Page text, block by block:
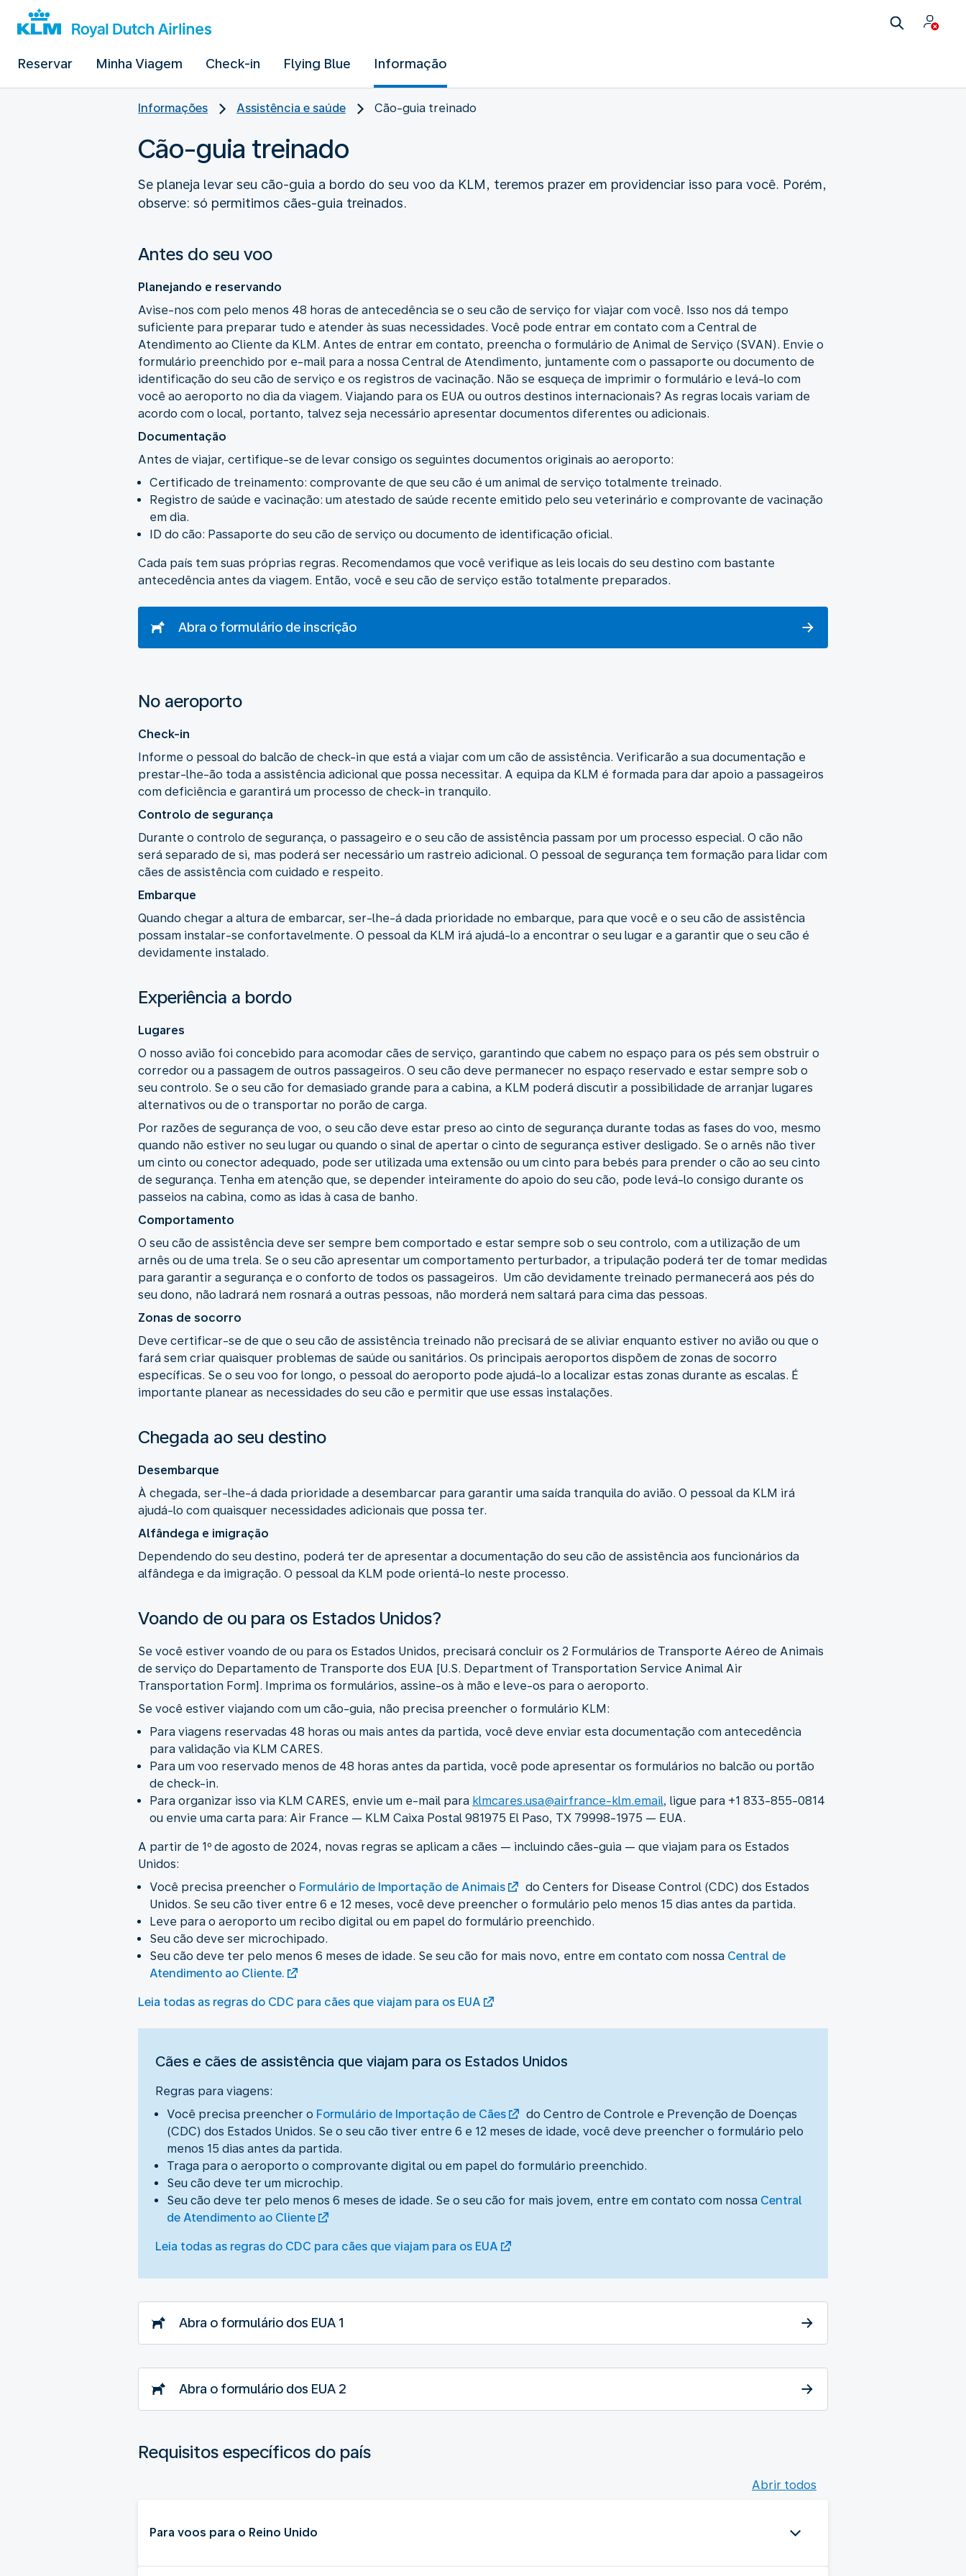
Reservar Minha Viagem Check-in Flying Blue Informação
Informações Assistência e saúde Cão-guia treinado
Cão-guia treinado
Se planeja levar seu cão-guia a bordo do seu voo da KLM, teremos prazer em providenciar isso para você. Porém,
observe: só permitimos cães-guia treinados.
Antes do seu voo
Planejando e reservando
Avise-nos com pelo menos 48 horas de antecedência se o seu cão de serviço for viajar com você. Isso nos dá tempo
suficiente para preparar tudo e atender às suas necessidades. Você pode entrar em contato com a Central de
Atendimento ao Cliente da KLM. Antes de entrar em contato, preencha o formulário de Animal de Serviço (SVAN). Envie o
formulário preenchido por e-mail para a nossa Central de Atendimento, juntamente com o passaporte ou documento de
identificação do seu cão de serviço e os registros de vacinação. Não se esqueça de imprimir o formulário e levá-lo com
você ao aeroporto no dia da viagem. Viajando para os EUA ou outros destinos internacionais? As regras locais variam de
acordo com o local, portanto, talvez seja necessário apresentar documentos diferentes ou adicionais.
Documentação
Antes de viajar, certifique-se de levar consigo os seguintes documentos originais ao aeroporto:
Certificado de treinamento: comprovante de que seu cão é um animal de serviço totalmente treinado.
Registro de saúde e vacinação: um atestado de saúde recente emitido pelo seu veterinário e comprovante de vacinação
em dia.
ID do cão: Passaporte do seu cão de serviço ou documento de identificação oficial.
Cada país tem suas próprias regras. Recomendamos que você verifique as leis locais do seu destino com bastante
antecedência antes da viagem. Então, você e seu cão de serviço estão totalmente preparados.
Abra o formulário de inscrição
No aeroporto
Check-in
Informe o pessoal do balcão de check-in que está a viajar com um cão de assistência. Verificarão a sua documentação e
prestar-lhe-ão toda a assistência adicional que possa necessitar. A equipa da KLM é formada para dar apoio a passageiros
com deficiência e garantirá um processo de check-in tranquilo.
Controlo de segurança
Durante o controlo de segurança, o passageiro e o seu cão de assistência passam por um processo especial. O cão não
será separado de si, mas poderá ser necessário um rastreio adicional. O pessoal de segurança tem formação para lidar com
cães de assistência com cuidado e respeito.
Embarque
Quando chegar a altura de embarcar, ser-lhe-á dada prioridade no embarque, para que você e o seu cão de assistência
possam instalar-se confortavelmente. O pessoal da KLM irá ajudá-lo a encontrar o seu lugar e a garantir que o seu cão é
devidamente instalado.
Experiência a bordo
Lugares
O nosso avião foi concebido para acomodar cães de serviço, garantindo que cabem no espaço para os pés sem obstruir o
corredor ou a passagem de outros passageiros. O seu cão deve permanecer no espaço reservado e estar sempre sob o
seu controlo. Se o seu cão for demasiado grande para a cabina, a KLM poderá discutir a possibilidade de arranjar lugares
alternativos ou de o transportar no porão de carga.
Por razões de segurança de voo, o seu cão deve estar preso ao cinto de segurança durante todas as fases do voo, mesmo
quando não estiver no seu lugar ou quando o sinal de apertar o cinto de segurança estiver desligado. Se o arnês não tiver
um cinto ou conector adequado, pode ser utilizada uma extensão ou um cinto para bebés para prender o cão ao seu cinto
de segurança. Tenha em atenção que, se depender inteiramente do apoio do seu cão, pode levá-lo consigo durante os
passeios na cabina, como as idas à casa de banho.
Comportamento
O seu cão de assistência deve ser sempre bem comportado e estar sempre sob o seu controlo, com a utilização de um
arnês ou de uma trela. Se o seu cão apresentar um comportamento perturbador, a tripulação poderá ter de tomar medidas
para garantir a segurança e o conforto de todos os passageiros. Um cão devidamente treinado permanecerá aos pés do
seu dono, não ladrará nem rosnará a outras pessoas, não morderá nem saltará para cima das pessoas.
Zonas de socorro
Deve certificar-se de que o seu cão de assistência treinado não precisará de se aliviar enquanto estiver no avião ou que o
fará sem criar quaisquer problemas de saúde ou sanitários. Os principais aeroportos dispõem de zonas de socorro
específicas. Se o seu voo for longo, o pessoal do aeroporto pode ajudá-lo a localizar estas zonas durante as escalas. É
importante planear as necessidades do seu cão e permitir que use essas instalações.
Chegada ao seu destino
Desembarque
À chegada, ser-lhe-á dada prioridade a desembarcar para garantir uma saída tranquila do avião. O pessoal da KLM irá
ajudá-lo com quaisquer necessidades adicionais que possa ter.
Alfândega e imigração
Dependendo do seu destino, poderá ter de apresentar a documentação do seu cão de assistência aos funcionários da
alfândega e da imigração. O pessoal da KLM pode orientá-lo neste processo.
Voando de ou para os Estados Unidos?
Se você estiver voando de ou para os Estados Unidos, precisará concluir os 2 Formulários de Transporte Aéreo de Animais
de serviço do Departamento de Transporte dos EUA [U.S. Department of Transportation Service Animal Air
Transportation Form]. Imprima os formulários, assine-os à mão e leve-os para o aeroporto.
Se você estiver viajando com um cão-guia, não precisa preencher o formulário KLM:
Para viagens reservadas 48 horas ou mais antes da partida, você deve enviar esta documentação com antecedência
para validação via KLM CARES.
Para um voo reservado menos de 48 horas antes da partida, você pode apresentar os formulários no balcão ou portão
de check-in.
Para organizar isso via KLM CARES, envie um e-mail para klmcares.usa@airfrance-klm.email, ligue para +1 833-855-0814
ou envie uma carta para: Air France — KLM Caixa Postal 981975 El Paso, TX 79998-1975 — EUA.
A partir de 1º de agosto de 2024, novas regras se aplicam a cães — incluindo cães-guia — que viajam para os Estados
Unidos:
Você precisa preencher o Formulário de Importação de Animais
do Centers for Disease Control (CDC) dos Estados
Unidos. Se seu cão tiver entre 6 e 12 meses, você deve preencher o formulário pelo menos 15 dias antes da partida.
Leve para o aeroporto um recibo digital ou em papel do formulário preenchido.
Seu cão deve ser microchipado.
Seu cão deve ter pelo menos 6 meses de idade. Se seu cão for mais novo, entre em contato com nossa Central de
Atendimento ao Cliente.
Leia todas as regras do CDC para cães que viajam para os EUA
Cães e cães de assistência que viajam para os Estados Unidos
Regras para viagens:
Você precisa preencher o Formulário de Importação de Cães
do Centro de Controle e Prevenção de Doenças
(CDC) dos Estados Unidos. Se o seu cão tiver entre 6 e 12 meses de idade, você deve preencher o formulário pelo
menos 15 dias antes da partida.
Traga para o aeroporto o comprovante digital ou em papel do formulário preenchido.
Seu cão deve ter um microchip.
Seu cão deve ter pelo menos 6 meses de idade. Se o seu cão for mais jovem, entre em contato com nossa Central
de Atendimento ao Cliente
Leia todas as regras do CDC para cães que viajam para os EUA
Abra o formulário dos EUA 1
Abra o formulário dos EUA 2
Requisitos específicos do país
Abrir todos
Para voos para o Reino Unido